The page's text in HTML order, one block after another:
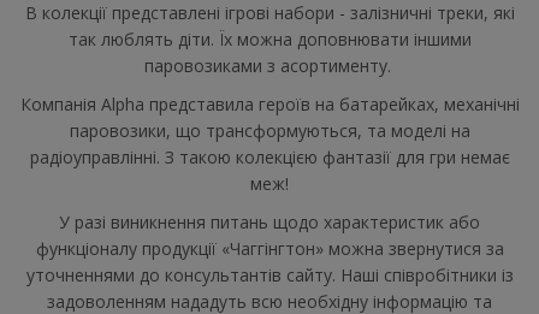
В колекції представлені ігрові набори - залізничні треки, які
так люблять діти. Їх можна доповнювати іншими
паровозиками з асортименту.
Компанія Alpha представила героїв на батарейках, механічні
паровозики, що трансформуються, та моделі на
радіоуправлінні. З такою колекцією фантазії для гри немає
меж!
У разі виникнення питань щодо характеристик або
функціоналу продукції «Чаггінгтон» можна звернутися за
уточненнями до консультантів сайту. Наші співробітники із
задоволенням нададуть всю необхідну інформацію та